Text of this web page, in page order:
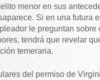
menor en sus
Si en una futura
le preguntan sobre
tendrá que revelar
temeraria.
del permiso de